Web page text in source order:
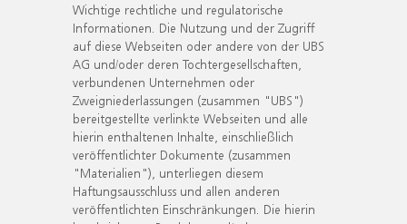
Wichtige rechtliche und regulatorische
Informationen. Die Nutzung und der Zugriff
auf diese Webseiten oder andere von der UBS
AG und/oder deren Tochtergesellschaften,
verbundenen Unternehmen oder
Zweigniederlassungen (zusammen "UBS")
bereitgestellte verlinkte Webseiten und alle
hierin enthaltenen Inhalte, einschließlich
veröffentlichter Dokumente (zusammen
"Materialien"), unterliegen diesem
Haftungsausschluss und allen anderen
veröffentlichten Einschränkungen. Die hierin